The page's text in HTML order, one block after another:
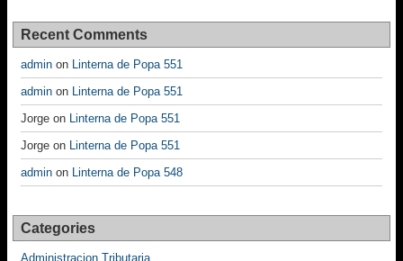
Recent Comments
admin on Linterna de Popa 551
admin on Linterna de Popa 551
Jorge on Linterna de Popa 551
Jorge on Linterna de Popa 551
admin on Linterna de Popa 548
Categories
Administracion Tributaria